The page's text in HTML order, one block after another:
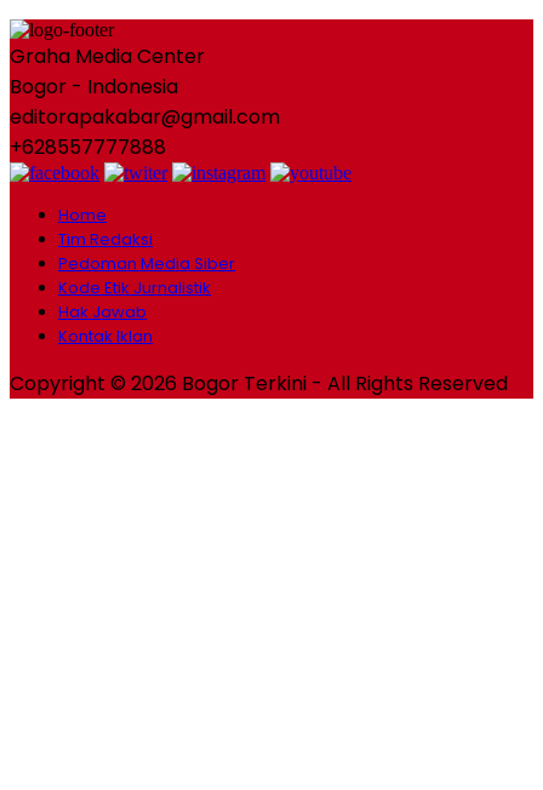
Graha Media Center
Bogor - Indonesia
editorapakabar@gmail.com
+628557777888
Home
Tim Redaksi
Pedoman Media Siber
Kode Etik Jurnalistik
Hak Jawab
Kontak Iklan
Copyright © 2026 Bogor Terkini - All Rights Reserved